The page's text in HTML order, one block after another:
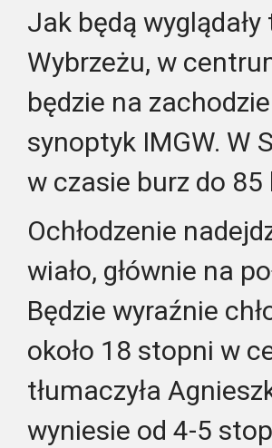
Jak będą
Wybrzeżu, w
będzie na
synoptyk IMGW. W
w czasie burz do 85
Ochłodzenie
wiało, głównie na
Będzie wyraźnie
około 18 stopni w
tłumaczyła
wyniesie od 4-5